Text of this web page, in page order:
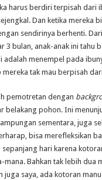
harus berdiri terpisah dari
Dan ketika mereka
sendirinya berhenti.
3 bulan, anak-anak ini tahu
adalah menempel pada
mereka tak mau berpisah
pemotretan dengan
belakang pohon. Ini
sementara, juga
bisa merefleksikan
hari karena
mana. Bahkan tak lebih dua
juga saya, ada kotoran